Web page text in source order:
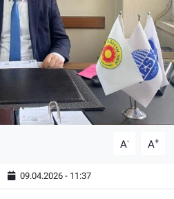
A- A+
09.04.2026 - 11:37